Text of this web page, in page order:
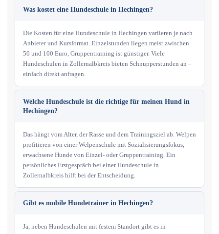
Was kostet eine Hundeschule in Hechingen?
Die Kosten für eine Hundeschule in Hechingen variieren je nach
Anbieter und Kursformat. Einzelstunden liegen meist zwischen
50 und 100 Euro, Gruppentraining ist günstiger. Viele
Hundeschulen in Zollernalbkreis bieten Schnupperstunden an –
einfach direkt anfragen.
Welche Hundeschule ist die richtige für meinen Hund in
Hechingen?
Das hängt vom Alter, der Rasse und dem Trainingsziel ab. Welpen
profitieren von einer Welpenschule mit Sozialisierungsfokus,
erwachsene Hunde von Einzel- oder Gruppentraining. Ein
persönliches Erstgespräch bei einer Hundeschule in
Zollernalbkreis hilft bei der Entscheidung.
Gibt es mobile Hundetrainer in Hechingen?
Ja, neben Hundeschulen mit festem Standort gibt es in